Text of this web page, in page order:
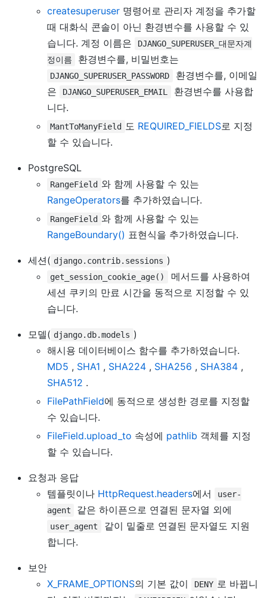
createsuperuser 명령어로 관리자 계정을 추가할
때 대화식 콘솔이 아닌 환경변수를 사용할 수 있
습니다. 계정 이름은
DJANGO_SUPERUSER_대문자계
정이름
환경변수를, 비밀번호는
DJANGO_SUPERUSER_PASSWORD
환경변수를, 이메일
은
DJANGO_SUPERUSER_EMAIL
환경변수를 사용합
니다.
MantToManyField 도 REQUIRED_FIELDS로 지정
할 수 있습니다.
PostgreSQL
RangeField 와 함께 사용할 수 있는
RangeOperators를 추가하였습니다.
RangeField 와 함께 사용할 수 있는
RangeBoundary() 표현식을 추가하였습니다.
세션( django.contrib.sessions )
get_session_cookie_age()
메서드를 사용하여
세션 쿠키의 만료 시간을 동적으로 지정할 수 있
습니다.
모델( django.db.models )
해시용 데이터베이스 함수를 추가하였습니다.
MD5 , SHA1 , SHA224 , SHA256 , SHA384 ,
SHA512 .
FilePathField에 동적으로 생성한 경로를 지정할
수 있습니다.
FileField.upload_to 속성에 pathlib 객체를 지정
할 수 있습니다.
요청과 응답
템플릿이나 HttpRequest.headers에서
user-
agent
같은 하이픈으로 연결된 문자열 외에
user_agent
같이 밑줄로 연결된 문자열도 지원
합니다.
보안
X_FRAME_OPTIONS의 기본 값이 DENY 로 바뀝니